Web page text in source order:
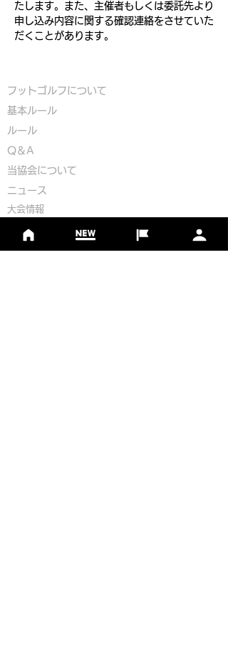
たします。また、主催者もしくは委託先より
申し込み内容に関する確認連絡をさせていた
だくことがあります。
フットゴルフについて
基本ルール
ルール
Q＆A
​当協会について
​ニュース
大会情報
シーズンランキング
ジャパンランキング